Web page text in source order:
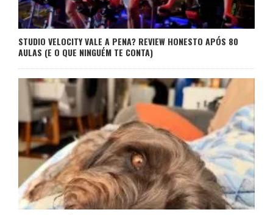
STUDIO VELOCITY VALE A PENA? REVIEW HONESTO APÓS 80
AULAS (E O QUE NINGUÉM TE CONTA)